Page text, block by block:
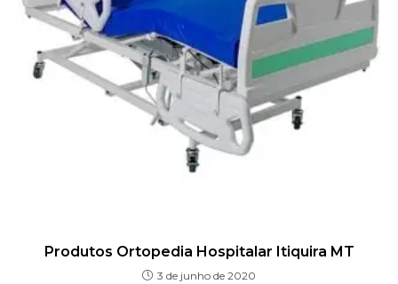
Produtos Ortopedia Hospitalar Itiquira MT
3 de junho de 2020